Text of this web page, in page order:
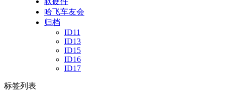
哈飞车友会
归档
ID11
ID13
ID15
ID16
ID17
标签列表